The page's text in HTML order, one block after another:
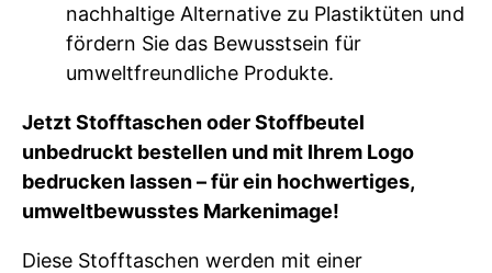
nachhaltige Alternative zu Plastiktüten und
fördern Sie das Bewusstsein für
umweltfreundliche Produkte.
Jetzt Stofftaschen oder Stoffbeutel
unbedruckt bestellen und mit Ihrem Logo
bedrucken lassen – für ein hochwertiges,
umweltbewusstes Markenimage!
Diese Stofftaschen werden mit einer